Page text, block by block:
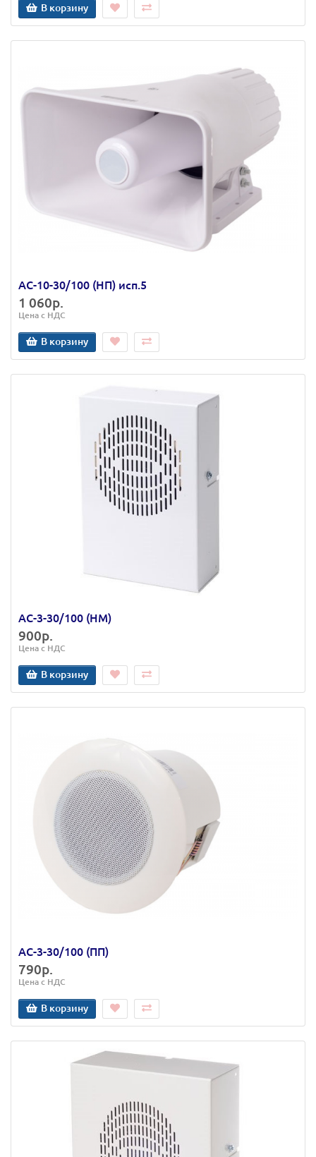
В корзину
АС-10-30/100 (НП) исп.5
1 060р.
Цена с НДС
В корзину
АС-3-30/100 (НМ)
900р.
Цена с НДС
В корзину
АС-3-30/100 (ПП)
790р.
Цена с НДС
В корзину